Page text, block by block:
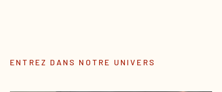
ENTREZ DANS NOTRE UNIVERS